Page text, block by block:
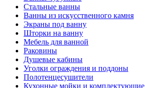
Стальные ванны
Ванны из искусственного камня
Экраны под ванну
Шторки на ванну
Мебель для ванной
Раковины
Душевые кабины
Уголки ограждения и поддоны
Полотенцесушители
Кухонные мойки и комплектующие